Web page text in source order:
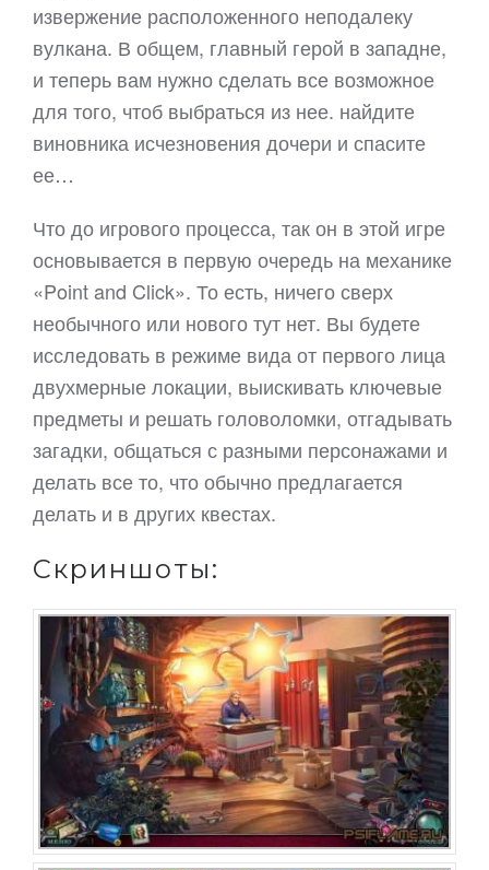
извержение расположенного неподалеку
вулкана. В общем, главный герой в западне,
и теперь вам нужно сделать все возможное
для того, чтоб выбраться из нее. найдите
виновника исчезновения дочери и спасите
ее…
Что до игрового процесса, так он в этой игре
основывается в первую очередь на механике
«Point and Click». То есть, ничего сверх
необычного или нового тут нет. Вы будете
исследовать в режиме вида от первого лица
двухмерные локации, выискивать ключевые
предметы и решать головоломки, отгадывать
загадки, общаться с разными персонажами и
делать все то, что обычно предлагается
делать и в других квестах.
Скриншоты: